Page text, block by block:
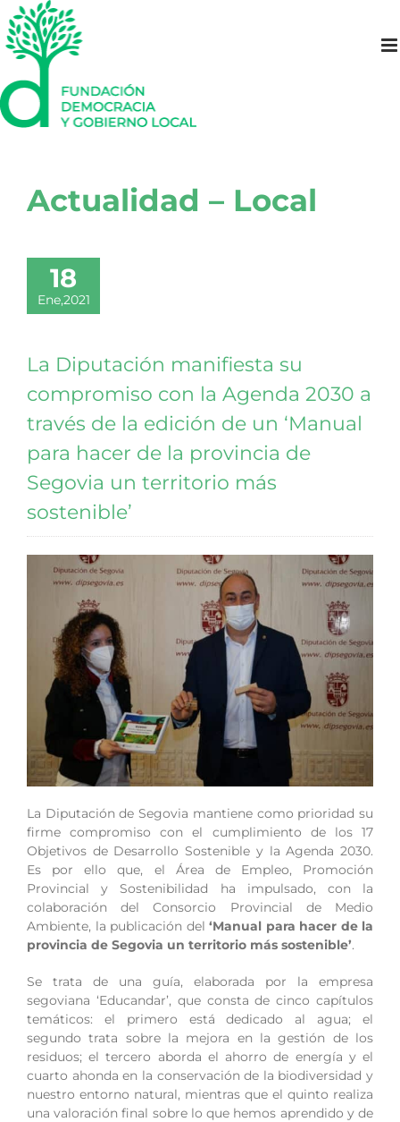
Saltar
al
contenido
Actualidad – Local
18
Ene,2021
La Diputación manifiesta su
compromiso con la Agenda 2030 a
través de la edición de un ‘Manual
para hacer de la provincia de
Segovia un territorio más
sostenible’
La Diputación de Segovia mantiene como prioridad su
firme compromiso con el cumplimiento de los 17
Objetivos de Desarrollo Sostenible y la Agenda 2030.
Es por ello que, el Área de Empleo, Promoción
Provincial y Sostenibilidad ha impulsado, con la
colaboración del Consorcio Provincial de Medio
Ambiente, la publicación del ‘Manual para hacer de la
provincia de Segovia un territorio más sostenible’.
Se trata de una guía, elaborada por la empresa
segoviana ‘Educandar’, que consta de cinco capítulos
temáticos: el primero está dedicado al agua; el
segundo trata sobre la mejora en la gestión de los
residuos; el tercero aborda el ahorro de energía y el
cuarto ahonda en la conservación de la biodiversidad y
nuestro entorno natural, mientras que el quinto realiza
una valoración final sobre lo que hemos aprendido y de